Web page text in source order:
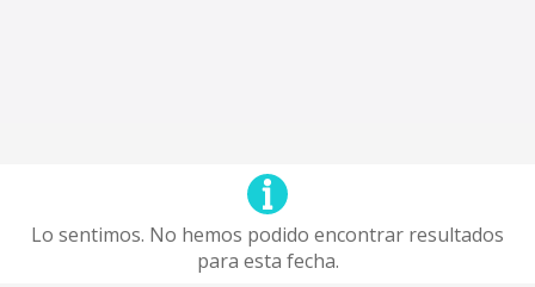
Lo sentimos. No hemos podido encontrar resultados
para esta fecha.